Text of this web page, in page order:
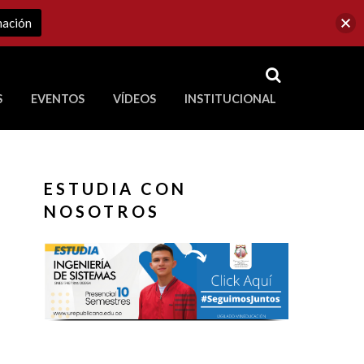
RSS
EVENTOS VÍDEOS INSTITUCIONAL
ESTUDIA CON
NOSOTROS